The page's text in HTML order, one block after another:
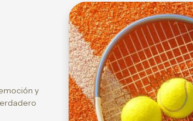
y